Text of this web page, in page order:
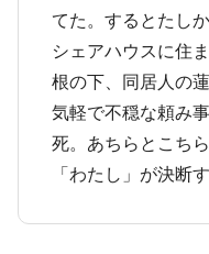
てた。するとたし
シェアハウスに住
根の下、同居人の
気軽で不穏な頼み
死。あちらとこち
「わたし」が決断